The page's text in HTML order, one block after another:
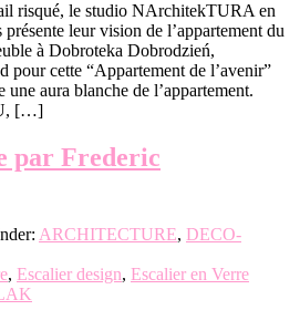
risqué, le studio NArchitekTURA en
leur vision de l’appartement du
à Dobroteka Dobrodzień,
cette “Appartement de l’avenir”
aura blanche de l’appartement.
[…]
par Frederic
ARCHITECTURE, DECO-
, Escalier design, Escalier en Verre